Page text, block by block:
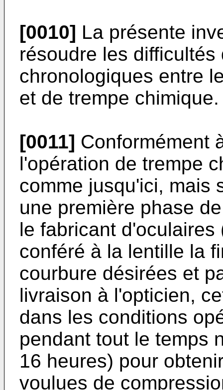
[0010] La présente
résoudre les
chronologiques entre
et de trempe chimique.
[0011] Conformément
l'opération de trempe
comme jusqu'ici, mais
une première phase
le fabricant
conféré à la lentille la
courbure désirées et
livraison à l'opticien,
dans les conditions
pendant tout le temps
16 heures) pour
voulues de